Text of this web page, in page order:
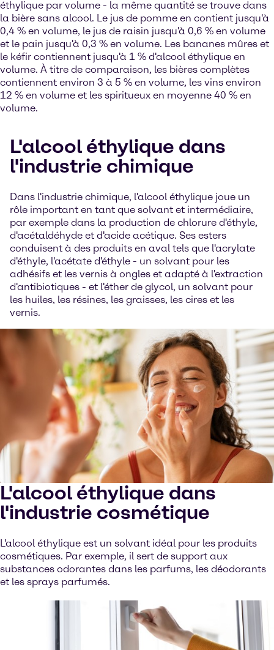
éthylique par volume - la même quantité se trouve dans
la bière sans alcool. Le jus de pomme en contient jusqu'à
0,4 % en volume, le jus de raisin jusqu'à 0,6 % en volume
et le pain jusqu'à 0,3 % en volume. Les bananes mûres et
le kéfir contiennent jusqu'à 1 % d'alcool éthylique en
volume. À titre de comparaison, les bières complètes
contiennent environ 3 à 5 % en volume, les vins environ
12 % en volume et les spiritueux en moyenne 40 % en
volume.
L'alcool éthylique dans
l'industrie chimique
Dans l'industrie chimique, l'alcool éthylique joue un
rôle important en tant que solvant et intermédiaire,
par exemple dans la production de chlorure d'éthyle,
d'acétaldéhyde et d'acide acétique. Ses esters
conduisent à des produits en aval tels que l'acrylate
d'éthyle, l'acétate d'éthyle - un solvant pour les
adhésifs et les vernis à ongles et adapté à l'extraction
d'antibiotiques - et l'éther de glycol, un solvant pour
les huiles, les résines, les graisses, les cires et les
vernis.
L'alcool éthylique dans
l'industrie cosmétique
L'alcool éthylique est un solvant idéal pour les produits
cosmétiques. Par exemple, il sert de support aux
substances odorantes dans les parfums, les déodorants
et les sprays parfumés.